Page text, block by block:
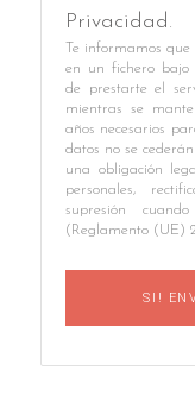
Privacidad .
Te informamos que
en un fichero bajo
de prestarte el
mientras se
años necesarios
datos no se
una obligación
personales,
supresión
(Reglamento (UE)